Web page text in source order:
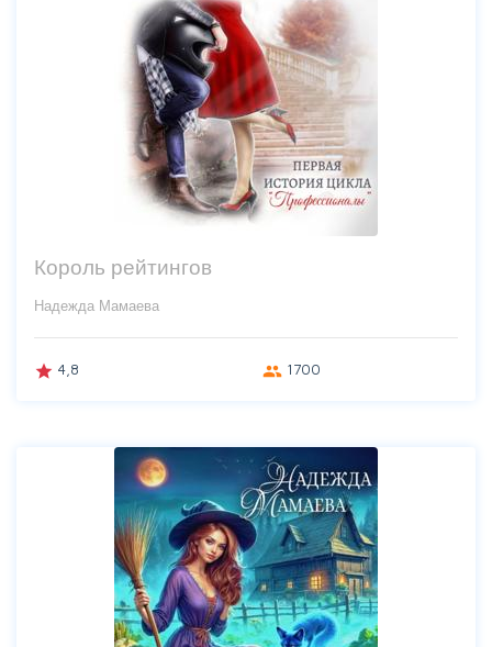
Король рейтингов
Надежда Мамаева
grade 4,8 group 1700